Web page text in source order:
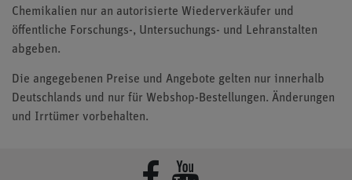
Chemikalien nur an autorisierte Wiederverkäufer und
öffentliche Forschungs-, Untersuchungs- und Lehranstalten
abgeben.
Die angegebenen Preise und Angebote gelten nur innerhalb
Deutschlands und nur für Webshop-Bestellungen. Änderungen
und Irrtümer vorbehalten.